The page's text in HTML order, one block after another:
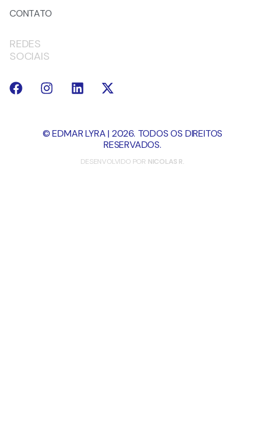
CONTATO
REDES
SOCIAIS
© EDMAR LYRA | 2026. TODOS OS DIREITOS
RESERVADOS.
DESENVOLVIDO POR NICOLAS R.